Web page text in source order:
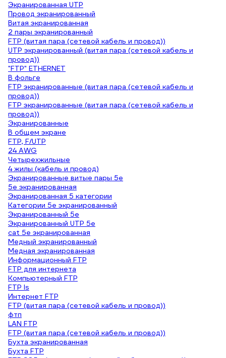
Экранированная UTP
Провод экранированный
Витая экранированная
2 пары экранированный
FTP (витая пара (сетевой кабель и провод))
UTP экранированный (витая пара (сетевой кабель и
провод))
"FTP" ETHERNET
В фольге
FTP экранированные (витая пара (сетевой кабель и
провод))
FTP экранированные (витая пара (сетевой кабель и
провод))
Экранированные
В общем экране
FTP, F/UTP
24 AWG
Четырехжильные
4 жилы (кабель и провод)
Экранированные витые пары 5e
5е экранированная
Экранированная 5 категории
Категории 5е экранированный
Экранированный 5е
Экранированный UTP 5е
cat 5e экранированная
Медный экранированный
Медная экранированная
Информационный FTP
FTP для интернета
Компьютерный FTP
FTP ls
Интернет FTP
FTP (витая пара (сетевой кабель и провод))
фтп
LAN FTP
FTP (витая пара (сетевой кабель и провод))
Бухта экранированная
Бухта FTP